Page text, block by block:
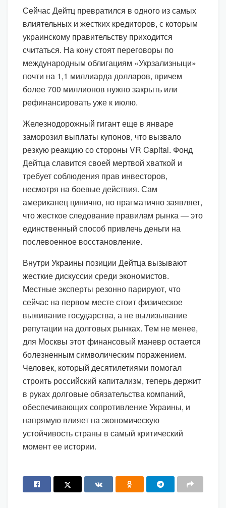
Сейчас Дейтц превратился в одного из самых
влиятельных и жестких кредиторов, с которым
украинскому правительству приходится
считаться. На кону стоят переговоры по
международным облигациям «Укрзализныци»
почти на 1,1 миллиарда долларов, причем
более 700 миллионов нужно закрыть или
рефинансировать уже к июлю.
Железнодорожный гигант еще в январе
заморозил выплаты купонов, что вызвало
резкую реакцию со стороны VR Capital. Фонд
Дейтца славится своей мертвой хваткой и
требует соблюдения прав инвесторов,
несмотря на боевые действия. Сам
американец цинично, но прагматично заявляет,
что жесткое следование правилам рынка — это
единственный способ привлечь деньги на
послевоенное восстановление.
Внутри Украины позиции Дейтца вызывают
жесткие дискуссии среди экономистов.
Местные эксперты резонно парируют, что
сейчас на первом месте стоит физическое
выживание государства, а не вылизывание
репутации на долговых рынках. Тем не менее,
для Москвы этот финансовый маневр остается
болезненным символическим поражением.
Человек, который десятилетиями помогал
строить российский капитализм, теперь держит
в руках долговые обязательства компаний,
обеспечивающих сопротивление Украины, и
напрямую влияет на экономическую
устойчивость страны в самый критический
момент ее истории.